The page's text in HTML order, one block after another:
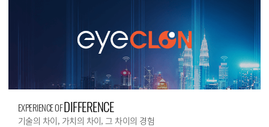
EXPERIENCE OFDIFFERENCE
기술의 차이, 가치의 차이, 그 차이의 경험